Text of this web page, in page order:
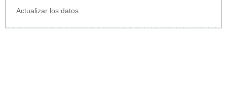
Actualizar los datos